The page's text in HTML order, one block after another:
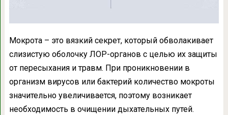
Мокрота – это вязкий секрет, который обволакивает
слизистую оболочку ЛОР-органов с целью их защиты
от пересыхания и травм. При проникновении в
организм вирусов или бактерий количество мокроты
значительно увеличивается, поэтому возникает
необходимость в очищении дыхательных путей.